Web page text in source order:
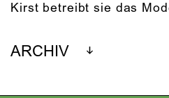
Kirst betreibt sie das
ARCHIV